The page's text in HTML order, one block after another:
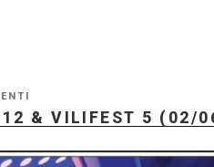
12 & VILIFEST 5 (02/